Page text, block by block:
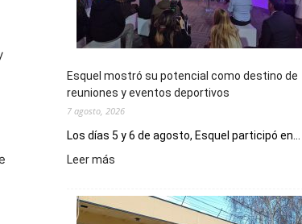
Esquel mostró su potencial como destino de
reuniones y eventos deportivos
7 agosto, 2026
Los días 5 y 6 de agosto, Esquel participó en...
Leer más
su